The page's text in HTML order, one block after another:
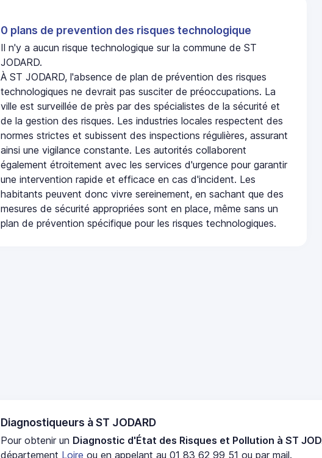
0 plans de prevention des risques technologique
Il n'y a aucun risque technologique sur la commune de ST
JODARD.
À ST JODARD, l'absence de plan de prévention des risques
technologiques ne devrait pas susciter de préoccupations. La
ville est surveillée de près par des spécialistes de la sécurité et
de la gestion des risques. Les industries locales respectent des
normes strictes et subissent des inspections régulières, assurant
ainsi une vigilance constante. Les autorités collaborent
également étroitement avec les services d'urgence pour garantir
une intervention rapide et efficace en cas d'incident. Les
habitants peuvent donc vivre sereinement, en sachant que des
mesures de sécurité appropriées sont en place, même sans un
plan de prévention spécifique pour les risques technologiques.
Diagnostiqueurs à ST JODARD
Pour obtenir un Diagnostic d'État des Risques et Pollution à ST
département Loire ou en appelant au 01 83 62 99 51 ou par mail.